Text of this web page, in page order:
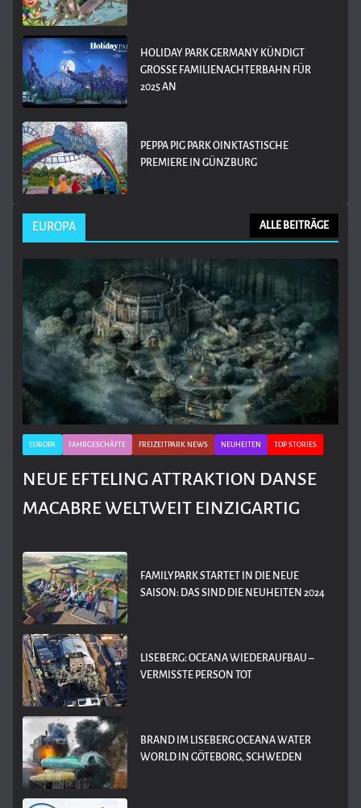
HOLIDAY PARK GERMANY KÜNDIGT
GROSSE FAMILIENACHTERBAHN FÜR 2
025 AN
PEPPA PIG PARK OINKTASTISCHE
PREMIERE IN GÜNZBURG
EUROPA ALLE BEITRÄGE
EUROPA FAHRGESCHÄFTE FREIZEITPARK NEWS NEUHEITEN TOP STORIES
NEUE EFTELING ATTRAKTION DANSE
MACABRE WELTWEIT EINZIGARTIG
FAMILYPARK STARTET IN DIE NEUE
SAISON: DAS SIND DIE NEUHEITEN 2024
LISEBERG: OCEANA WIEDERAUFBAU –
VERMISSTE PERSON TOT
BRAND IM LISEBERG OCEANA WATER
WORLD IN GÖTEBORG, SCHWEDEN